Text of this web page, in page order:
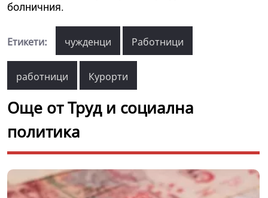
болничния.
Етикети: чужденци Работници
работници Курорти
Още от Труд и социална
политика